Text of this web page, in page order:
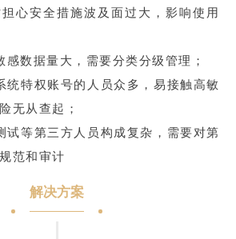
心安全措施波及面过大，影响使用
数据量大，需要分类分级管理；
统特权账号的人员众多，易接触高敏
无从查起；
试等第三方人员构成复杂，需要对第
范和审计
解决方案